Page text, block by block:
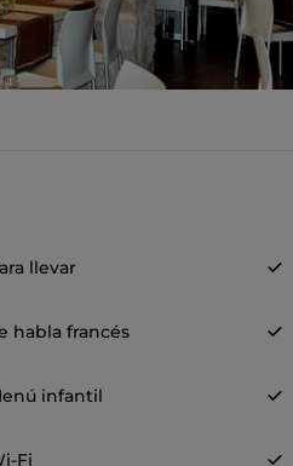
llevar
habla francés
infantil
Fi